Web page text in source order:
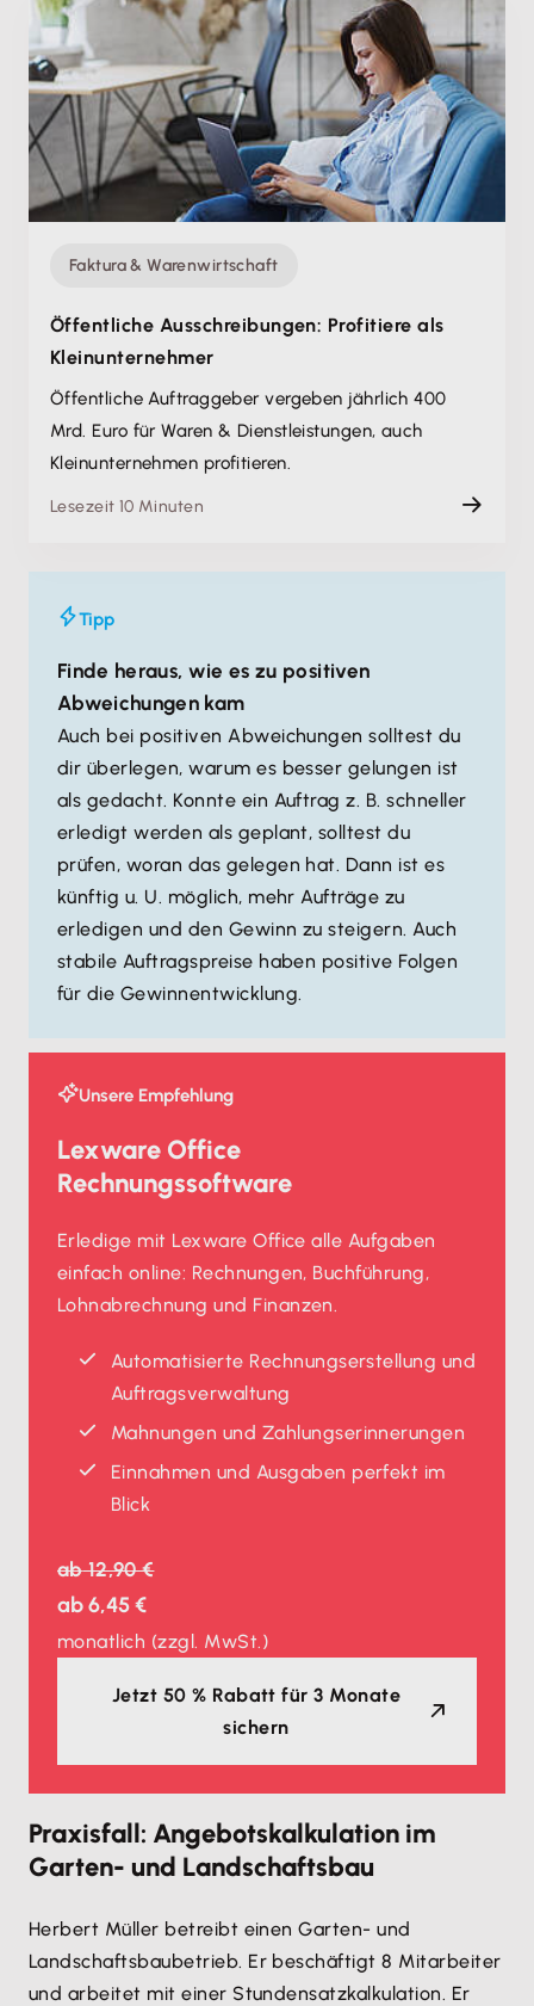
Faktura & Warenwirtschaft
Öffentliche Ausschreibungen: Profitiere als
Kleinunternehmer
Öffentliche Auftraggeber vergeben jährlich 400
Mrd. Euro für Waren & Dienstleistungen, auch
Kleinunternehmen profitieren.
Lesezeit 10 Minuten
Tipp
Finde heraus, wie es zu positiven
Abweichungen kam
Auch bei positiven Abweichungen solltest du
dir überlegen, warum es besser gelungen ist
als gedacht. Konnte ein Auftrag z. B. schneller
erledigt werden als geplant, solltest du
prüfen, woran das gelegen hat. Dann ist es
künftig u. U. möglich, mehr Aufträge zu
erledigen und den Gewinn zu steigern. Auch
stabile Auftragspreise haben positive Folgen
für die Gewinnentwicklung.
Unsere Empfehlung
Lexware Office
Rechnungssoftware
Erledige mit Lexware Office alle Aufgaben
einfach online: Rechnungen, Buchführung,
Lohnabrechnung und Finanzen.
Automatisierte Rechnungserstellung und
Auftragsverwaltung
Mahnungen und Zahlungserinnerungen
Einnahmen und Ausgaben perfekt im
Blick
ab12,90 €
ab6,45 €
monatlich (zzgl. MwSt.)
Jetzt 50 % Rabatt für 3 Monate
sichern
Praxisfall: Angebotskalkulation im
Garten- und Landschaftsbau
Herbert Müller betreibt einen Garten- und
Landschaftsbaubetrieb. Er beschäftigt 8 Mitarbeiter
und arbeitet mit einer Stundensatzkalkulation. Er